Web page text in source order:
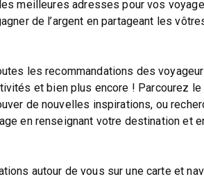
meilleures adresses pour vos
de l’argent en partageant les
les recommandations des
et bien plus encore ! Parcourez
de nouvelles inspirations, ou
en renseignant votre destination et
autour de vous sur une carte et